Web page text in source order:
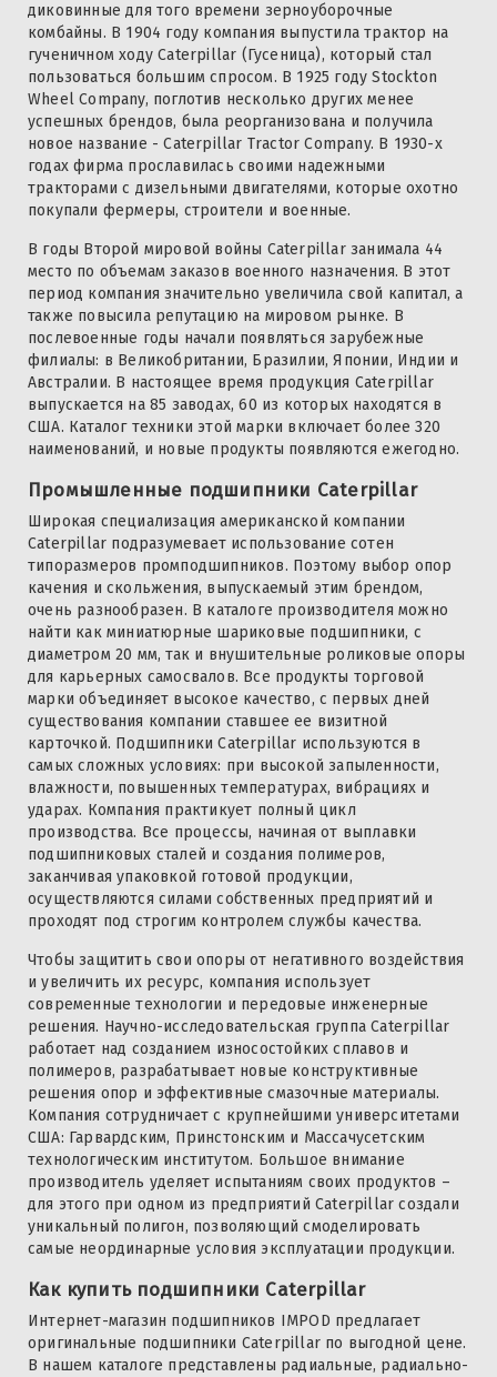
диковинные для того времени зерноуборочные
комбайны. В 1904 году компания выпустила трактор на
гученичном ходу Caterpillar (Гусеница), который стал
пользоваться большим спросом. В 1925 году Stockton
Wheel Company, поглотив несколько других менее
успешных брендов, была реорганизована и получила
новое название - Caterpillar Tractor Company. В 1930-х
годах фирма прославилась своими надежными
тракторами с дизельными двигателями, которые охотно
покупали фермеры, строители и военные.
В годы Второй мировой войны Caterpillar занимала 44
место по объемам заказов военного назначения. В этот
период компания значительно увеличила свой капитал, а
также повысила репутацию на мировом рынке. В
послевоенные годы начали появляться зарубежные
филиалы: в Великобритании, Бразилии, Японии, Индии и
Австралии. В настоящее время продукция Caterpillar
выпускается на 85 заводах, 60 из которых находятся в
США. Каталог техники этой марки включает более 320
наименований, и новые продукты появляются ежегодно.
Промышленные подшипники Caterpillar
Широкая специализация американской компании
Caterpillar подразумевает использование сотен
типоразмеров промподшипников. Поэтому выбор опор
качения и скольжения, выпускаемый этим брендом,
очень разнообразен. В каталоге производителя можно
найти как миниатюрные шариковые подшипники, с
диаметром 20 мм, так и внушительные роликовые опоры
для карьерных самосвалов. Все продукты торговой
марки объединяет высокое качество, с первых дней
существования компании ставшее ее визитной
карточкой. Подшипники Caterpillar используются в
самых сложных условиях: при высокой запыленности,
влажности, повышенных температурах, вибрациях и
ударах. Компания практикует полный цикл
производства. Все процессы, начиная от выплавки
подшипниковых сталей и создания полимеров,
заканчивая упаковкой готовой продукции,
осуществляются силами собственных предприятий и
проходят под строгим контролем службы качества.
Чтобы защитить свои опоры от негативного воздействия
и увеличить их ресурс, компания использует
современные технологии и передовые инженерные
решения. Научно-исследовательская группа Caterpillar
работает над созданием износостойких сплавов и
полимеров, разрабатывает новые конструктивные
решения опор и эффективные смазочные материалы.
Компания сотрудничает с крупнейшими университетами
США: Гарвардским, Принстонским и Массачусетским
технологическим институтом. Большое внимание
производитель уделяет испытаниям своих продуктов –
для этого при одном из предприятий Caterpillar создали
уникальный полигон, позволяющий смоделировать
самые неординарные условия эксплуатации продукции.
Как купить подшипники Caterpillar
Интернет-магазин подшипников IMPOD предлагает
оригинальные подшипники Caterpillar по выгодной цене.
В нашем каталоге представлены радиальные, радиально-